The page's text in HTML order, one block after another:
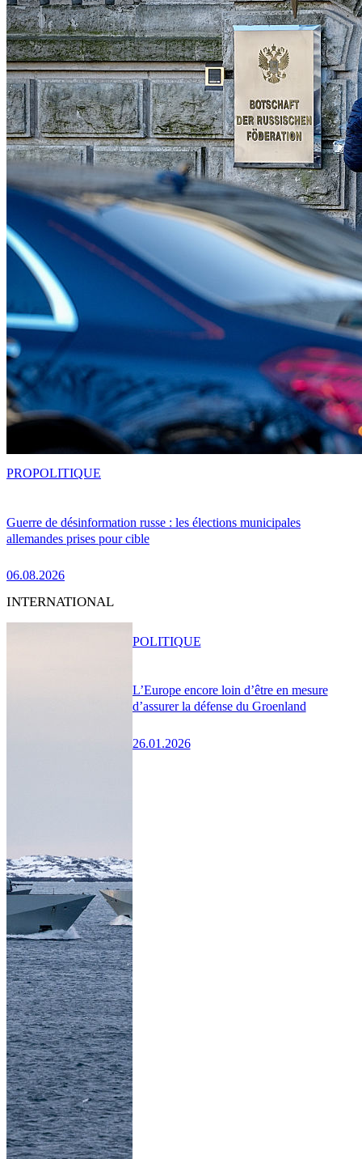
Guerre de désinformation russe : les élections municipales
allemandes prises pour cible
06.08.2026
PROPOLITIQUE
INTERNATIONAL
L’Europe encore loin d’être en mesure
d’assurer la défense du Groenland
26.01.2026
POLITIQUE